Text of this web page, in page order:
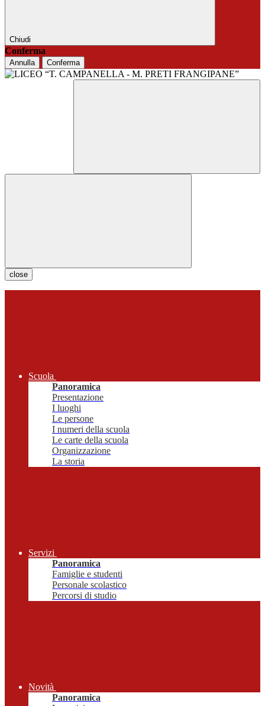
Chiudi
Conferma
Annulla Conferma
close
Scuola
Panoramica
Presentazione
I luoghi
Le persone
I numeri della scuola
Le carte della scuola
Organizzazione
La storia
Servizi
Panoramica
Famiglie e studenti
Personale scolastico
Percorsi di studio
Novità
Panoramica